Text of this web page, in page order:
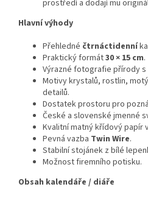
prostředí a dodají mu
Hlavní výhody
Přehledné čtrnáctidenní
Praktický formát30 × 15 cm.
Výrazné fotografie přírody s
Motivy krystalů, rostlin,
detailů.
Dostatek prostoru pro
České a slovenské jmenné
Kvalitní matný křídový papír
Pevná vazba Twin Wire.
Stabilní stojánek z bílé
Možnost firemního potisku.
Obsah kalendáře / diáře